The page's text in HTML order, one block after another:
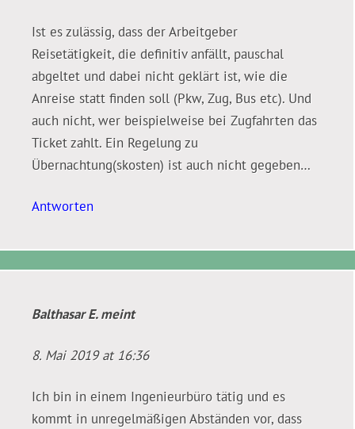
Ist es zulässig, dass der Arbeitgeber
Reisetätigkeit, die definitiv anfällt, pauschal
abgeltet und dabei nicht geklärt ist, wie die
Anreise statt finden soll (Pkw, Zug, Bus etc). Und
auch nicht, wer beispielweise bei Zugfahrten das
Ticket zahlt. Ein Regelung zu
Übernachtung(skosten) ist auch nicht gegeben…
Antworten
Balthasar E.meint
8. Mai 2019 at 16:36
Ich bin in einem Ingenieurbüro tätig und es
kommt in unregelmäßigen Abständen vor, dass